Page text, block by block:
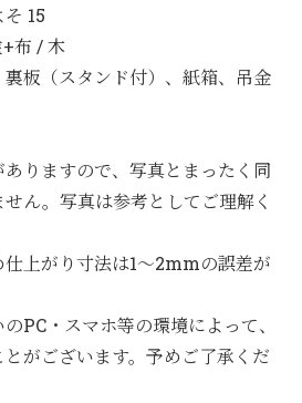
15
+布 / 木
裏板（スタンド付）、紙箱、吊金
りますので、写真とまったく同
ん。写真は参考としてご理解く
上がり寸法は1～2mmの誤差が
PC・スマホ等の環境によって、
がございます。予めご了承くだ